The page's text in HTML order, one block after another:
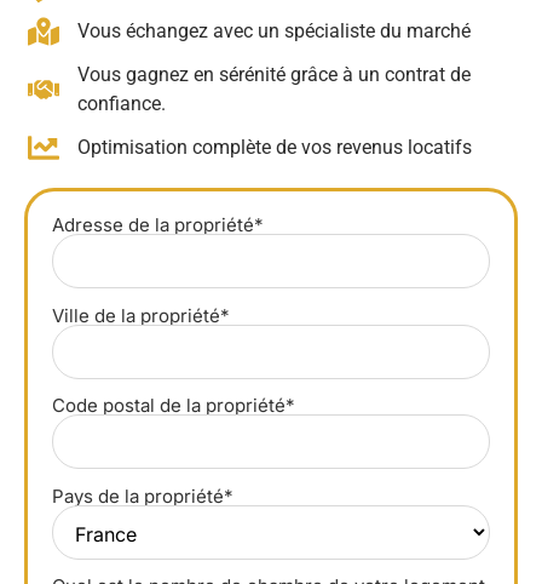
Vous échangez avec un spécialiste du marché
Vous gagnez en sérénité grâce à un contrat de
confiance.
Optimisation complète de vos revenus locatifs
Adresse de la propriété*
Ville de la propriété*
Code postal de la propriété*
Pays de la propriété*